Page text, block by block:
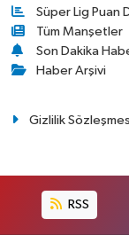
Süper Lig Puan
Tüm Manşetler
Son Dakika
Haber Arşivi
Gizlilik
RSS